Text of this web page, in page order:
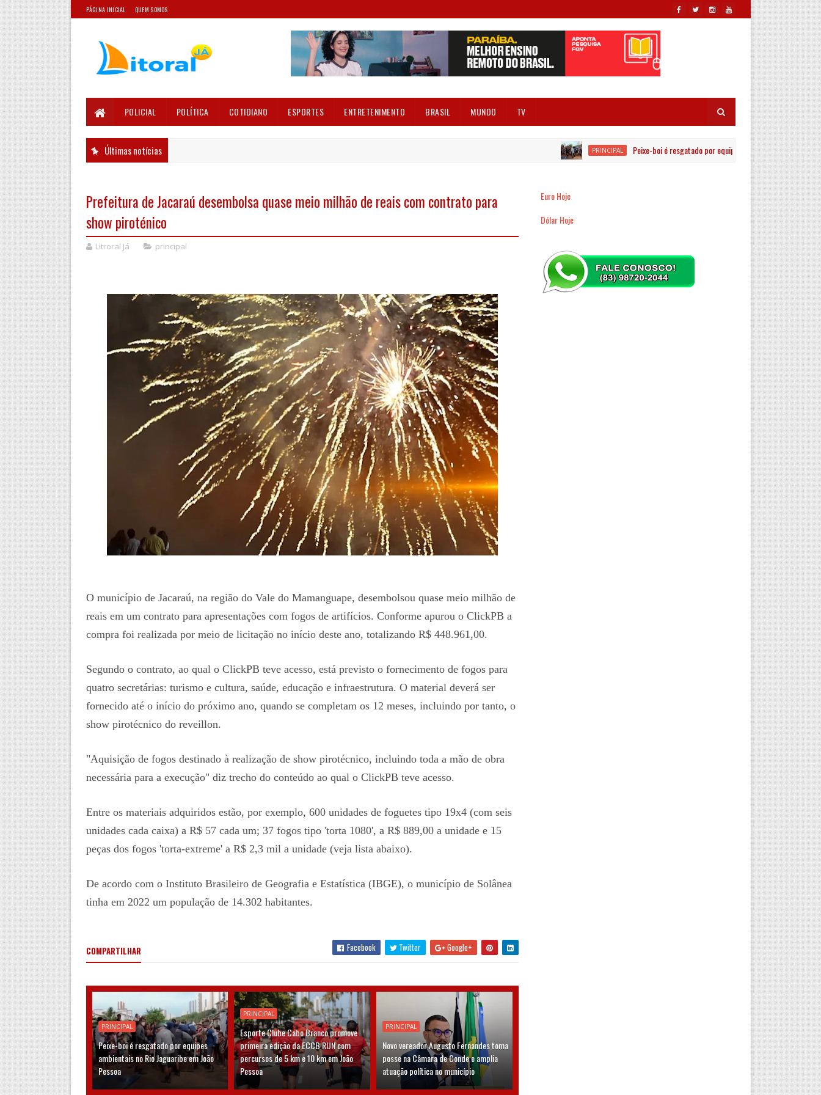
PÁGINA INICIAL QUEM SOMOS
POLICIAL POLÍTICA COTIDIANO ESPORTES ENTRETENIMENTO BRASIL MUNDO TV
Últimas notícias PRINCIPAL Peixe-boi é resgatado por equipes ambientais no Rio Jaguaribe
Prefeitura de Jacaraú desembolsa quase meio milhão de reais com contrato para
show piroténico
Litroral Já principal
O município de Jacaraú, na região do Vale do Mamanguape, desembolsou quase meio milhão de
reais em um contrato para apresentações com fogos de artifícios. Conforme apurou o ClickPB a
compra foi realizada por meio de licitação no início deste ano, totalizando R$ 448.961,00.
Segundo o contrato, ao qual o ClickPB teve acesso, está previsto o fornecimento de fogos para
quatro secretárias: turismo e cultura, saúde, educação e infraestrutura. O material deverá ser
fornecido até o início do próximo ano, quando se completam os 12 meses, incluindo por tanto, o
show pirotécnico do reveillon.
"Aquisição de fogos destinado à realização de show pirotécnico, incluindo toda a mão de obra
necessária para a execução" diz trecho do conteúdo ao qual o ClickPB teve acesso.
Entre os materiais adquiridos estão, por exemplo, 600 unidades de foguetes tipo 19x4 (com seis
unidades cada caixa) a R$ 57 cada um; 37 fogos tipo 'torta 1080', a R$ 889,00 a unidade e 15
peças dos fogos 'torta-extreme' a R$ 2,3 mil a unidade (veja lista abaixo).
De acordo com o Instituto Brasileiro de Geografia e Estatística (IBGE), o município de Solânea
tinha em 2022 um população de 14.302 habitantes.
COMPARTILHAR Facebook Twitter Google+
PRINCIPAL
Peixe-boi é resgatado por equipes
ambientais no Rio Jaguaribe em João
Pessoa
PRINCIPAL
Esporte Clube Cabo Branco promove
primeira edição da ECCB RUN com
percursos de 5 km e 10 km em João
Pessoa
PRINCIPAL
Novo vereador Augusto Fernandes toma
posse na Câmara de Conde e amplia
atuação política no município
Euro Hoje
Dólar Hoje